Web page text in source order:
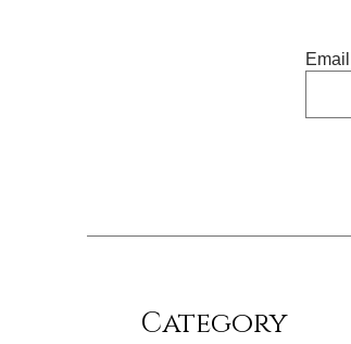
Email
​Category